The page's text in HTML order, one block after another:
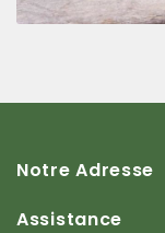
Notre Adresse
Assistance